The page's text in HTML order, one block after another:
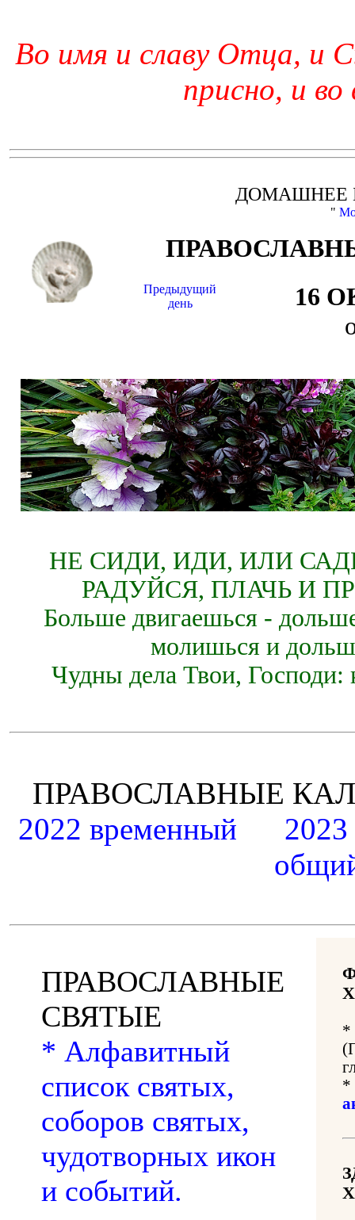
Во имя и славу Отца, и
присно, и во
ДОМАШНЕЕ
"
Предыдущий
день
16
НЕ СИДИ, ИДИ, ИЛИ
РАДУЙСЯ, ПЛАЧЬ И
Больше двигаешься -
молишься и
Чудны дела Твои, Господи:
ПРАВОСЛАВНЫЕ
2022 временный
ПРАВОСЛАВНЫЕ
СВЯТЫЕ
* Алфавитный
список святых,
соборов святых,
чудотворных икон
и событий.
*
*